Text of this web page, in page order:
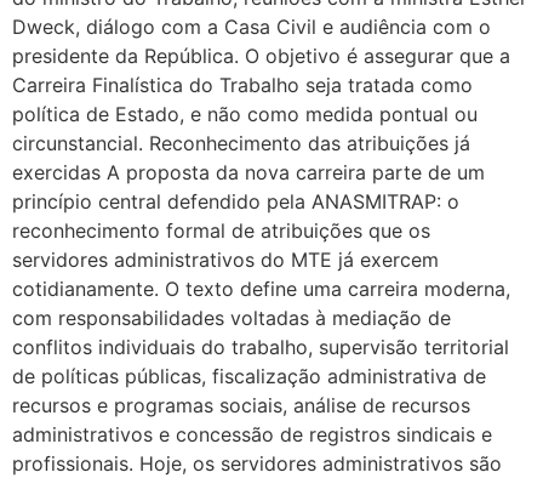
Dweck, diálogo com a Casa Civil e audiência com o
presidente da República. O objetivo é assegurar que a
Carreira Finalística do Trabalho seja tratada como
política de Estado, e não como medida pontual ou
circunstancial. Reconhecimento das atribuições já
exercidas A proposta da nova carreira parte de um
princípio central defendido pela ANASMITRAP: o
reconhecimento formal de atribuições que os
servidores administrativos do MTE já exercem
cotidianamente. O texto define uma carreira moderna,
com responsabilidades voltadas à mediação de
conflitos individuais do trabalho, supervisão territorial
de políticas públicas, fiscalização administrativa de
recursos e programas sociais, análise de recursos
administrativos e concessão de registros sindicais e
profissionais. Hoje, os servidores administrativos são